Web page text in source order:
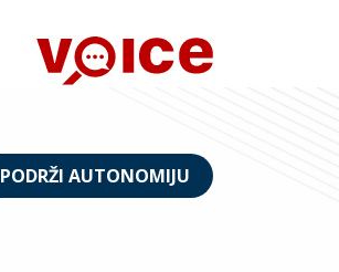
PODRŽI AUTONOMIJU